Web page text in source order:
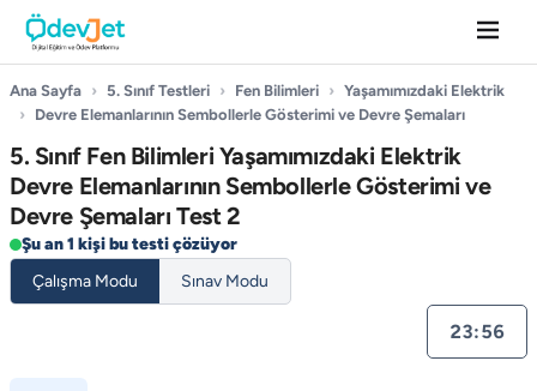
Ana Sayfa › 5. Sınıf Testleri › Fen Bilimleri › Yaşamımızdaki Elektrik
›
Devre Elemanlarının Sembollerle Gösterimi ve Devre Şemaları
5. Sınıf Fen Bilimleri Yaşamımızdaki Elektrik
Devre Elemanlarının Sembollerle Gösterimi ve
Devre Şemaları Test 2
Şu an 1 kişi bu testi çözüyor
Çalışma Modu
Sınav Modu
23:55